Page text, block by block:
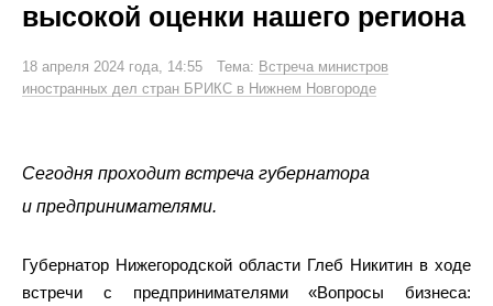
высокой оценки нашего региона
18 апреля 2024 года, 14:55 Тема: Встреча министров
иностранных дел стран БРИКС в Нижнем Новгороде
Сегодня проходит встреча губернатора
и предпринимателями.
Губернатор Нижегородской области Глеб Никитин в ходе
встречи с предпринимателями «Вопросы бизнеса: